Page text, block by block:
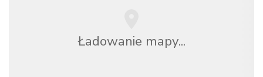
Ładowanie mapy...